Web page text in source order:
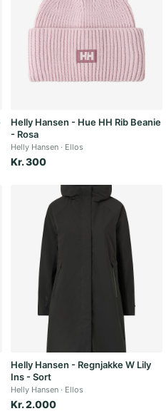
Helly Hansen - Hue HH Rib Beanie
- Rosa
Helly Hansen Ellos
Kr. 300
Helly Hansen - Regnjakke W Lily
Ins - Sort
Helly Hansen Ellos
Kr. 2.000